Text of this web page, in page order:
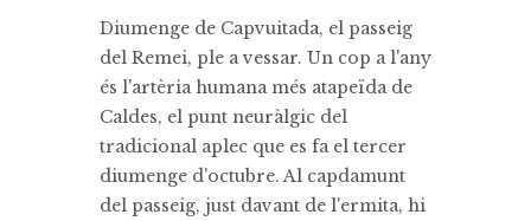
Diumenge de Capvuitada, el passeig
del Remei, ple a vessar. Un cop a l'any
és l'artèria humana més atapeïda de
Caldes, el punt neuràlgic del
tradicional aplec que es fa el tercer
diumenge d'octubre. Al capdamunt
del passeig, just davant de l'ermita, hi